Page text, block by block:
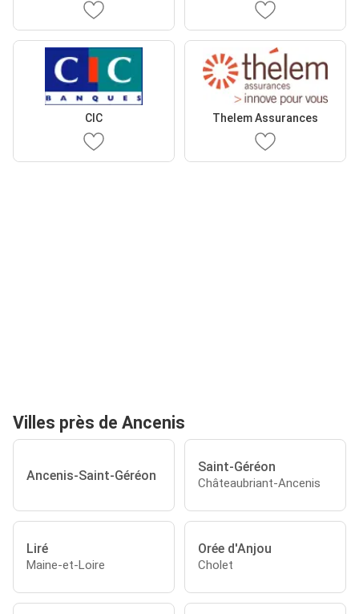
CIC Thelem Assurances
Villes près de Ancenis
Ancenis-Saint-Géréon
Saint-Géréon
Châteaubriant-Ancenis
Liré
Maine-et-Loire
Orée d'Anjou
Cholet